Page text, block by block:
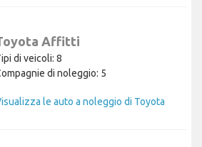
Affitti
di veicoli: 8
di noleggio: 5
le auto a noleggio di Toyota